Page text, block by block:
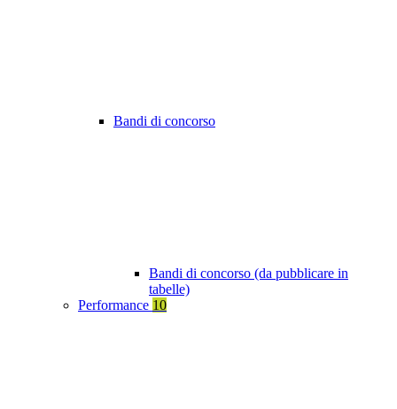
Bandi di concorso
Bandi di concorso (da pubblicare in
tabelle)
Performance 10